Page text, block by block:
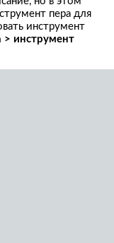
пера для
инструмент
> инструмент